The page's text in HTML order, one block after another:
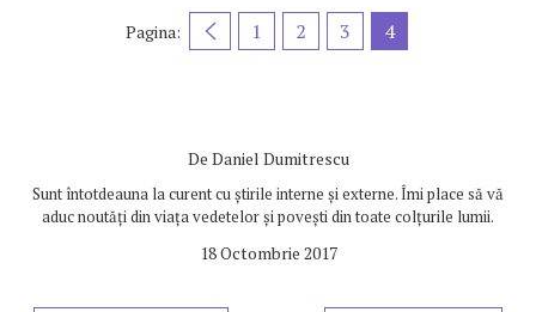
Pagina: 1 2 3 4
De Daniel Dumitrescu
Sunt întotdeauna la curent cu știrile interne și externe. Îmi place să vă
aduc noutăți din viața vedetelor și povești din toate colțurile lumii.
18 Octombrie 2017